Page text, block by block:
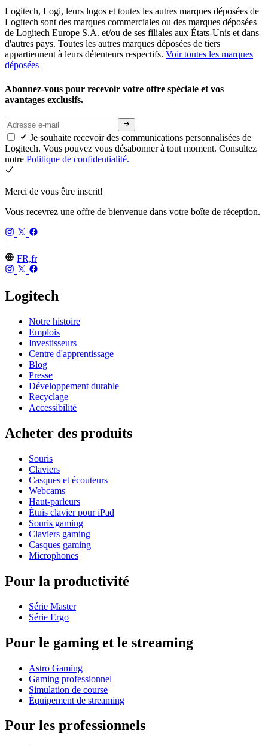
Logitech, Logi, leurs logos et toutes les autres marques déposées de
Logitech sont des marques commerciales ou des marques déposées
de Logitech Europe S.A. et/ou de ses filiales aux États-Unis et dans
d'autres pays. Toutes les autres marques déposées de tiers
appartiennent à leurs détenteurs respectifs. Voir toutes les marques
déposées
Abonnez-vous pour recevoir votre offre spéciale et vos
avantages exclusifs.
Je souhaite recevoir des communications personnalisées de
Logitech. Vous pouvez vous désabonner à tout moment. Consultez
notre Politique de confidentialité.
Merci de vous être inscrit!
Vous recevrez une offre de bienvenue dans votre boîte de réception.
FR,fr
Logitech
Notre histoire
Emplois
Investisseurs
Centre d'apprentissage
Blog
Presse
Développement durable
Recyclage
Accessibilité
Acheter des produits
Souris
Claviers
Casques et écouteurs
Webcams
Haut-parleurs
Étuis clavier pour iPad
Souris gaming
Claviers gaming
Casques gaming
Microphones
Pour la productivité
Série Master
Série Ergo
Pour le gaming et le streaming
Astro Gaming
Gaming professionnel
Simulation de course
Équipement de streaming
Pour les professionnels